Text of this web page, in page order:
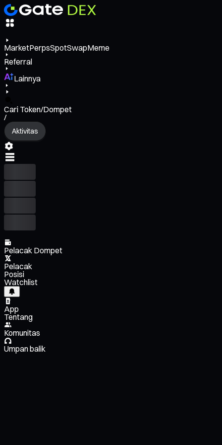
MarketPerpsSpotSwapMeme
Referral
Lainnya
Cari Token/Dompet
/
Aktivitas
Pelacak Dompet
Pelacak
Posisi
Watchlist
App
Tentang
Komunitas
Umpan balik